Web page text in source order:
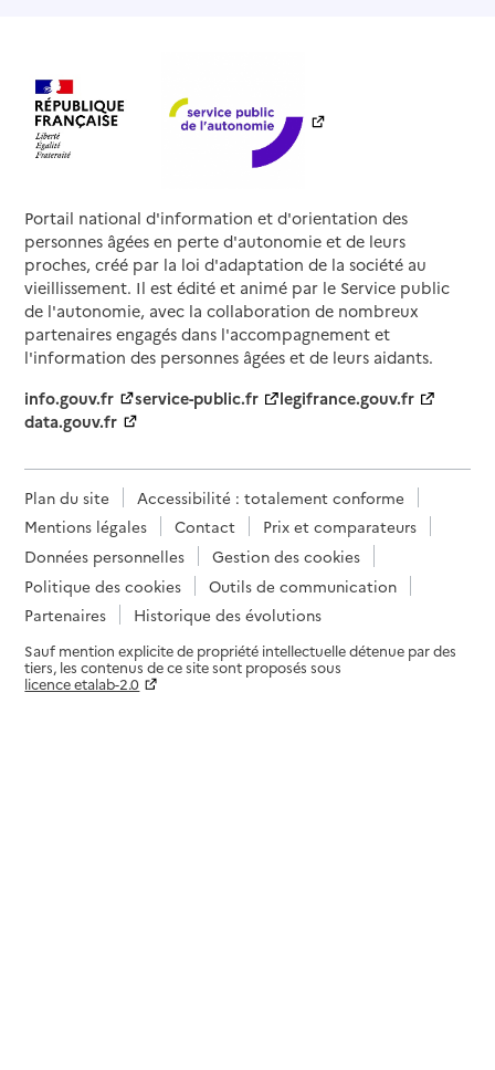
Portail national d'information et d'orientation des
personnes âgées en perte d'autonomie et de leurs
proches, créé par la loi d'adaptation de la société au
vieillissement. Il est édité et animé par le Service public
de l'autonomie, avec la collaboration de nombreux
partenaires engagés dans l'accompagnement et
l'information des personnes âgées et de leurs aidants.
info.gouv.fr
service-public.fr
legifrance.gouv.fr
data.gouv.fr
Plan du site
Accessibilité : totalement conforme
Mentions légales
Contact
Prix et comparateurs
Données personnelles
Gestion des cookies
Politique des cookies
Outils de communication
Partenaires
Historique des évolutions
Sauf mention explicite de propriété intellectuelle détenue par des
tiers, les contenus de ce site sont proposés sous
licence etalab-2.0